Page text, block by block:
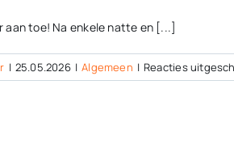
aan toe! Na enkele natte en [...]
| 25.05.2026 | Algemeen | Reacties